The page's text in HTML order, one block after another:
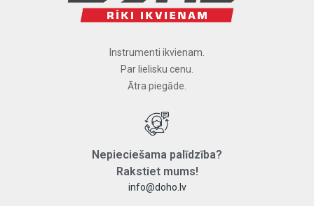
Instrumenti ikvienam.
Par lielisku cenu.
Ātra piegāde.
Nepieciešama palīdzība?
Rakstiet mums!
info@doho.lv